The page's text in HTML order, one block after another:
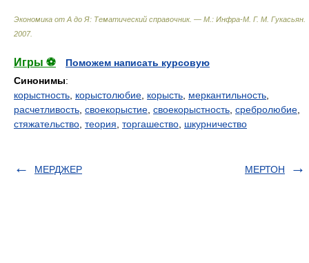
Экономика от А до Я: Тематический справочник. — М.: Инфра-М Г. М. Гукасьян
2007.
Игры ⚽
Поможем написать курсовую
Синонимы:
корыстность корыстолюбие корысть меркантильность
расчетливость своекорыстие своекорыстность сребролюбие
стяжательство теория торгашество шкурничество
МЕРДЖЕР МЕРТОН